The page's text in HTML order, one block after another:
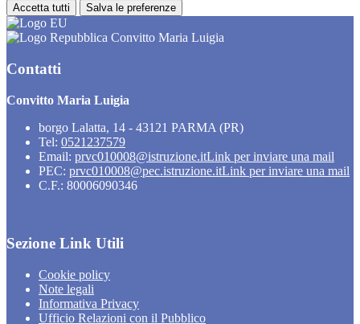
Accetta tutti Salva le preferenze
Convitto Maria Luigia
Contatti
Convitto Maria Luigia
borgo Lalatta, 14 - 43121 PARMA (PR)
Tel: 0521237579
Email: prvc010008@istruzione.itLink per inviare una mail
PEC: prvc010008@pec.istruzione.itLink per inviare una mail
C.F.: 80006090346
Sezione Link Utili
Cookie policy
Note legali
Informativa Privacy
Ufficio Relazioni con il Pubblico